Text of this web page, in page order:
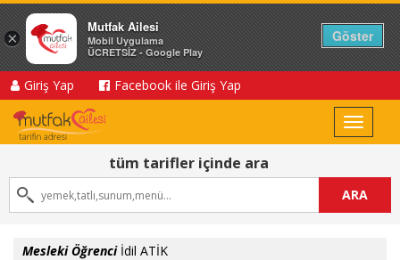
Giriş Yap Facebook ile Giriş Yap
Toggle
tüm tarifler içinde ara
ARA
Mesleki Öğrenciİdil ATİK
×
Mutfak Ailesi
Mobil Uygulama
ÜCRETSİZ - Google Play
Göster